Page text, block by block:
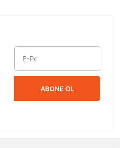
ABONE OL